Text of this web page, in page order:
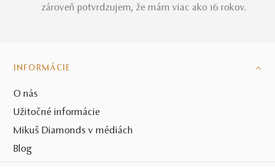
zároveň potvrdzujem, že mám viac ako 16 rokov.
INFORMÁCIE
O nás
Užitočné informácie
Mikuš Diamonds v médiách
Blog